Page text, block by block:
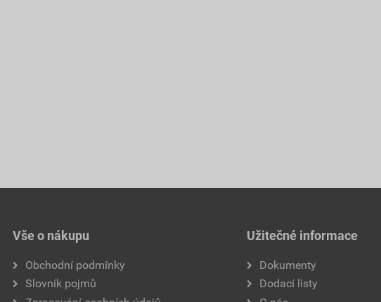
Vše o nákupu
Obchodní podmínky
Slovník pojmů
Užitečné informace
Dokumenty
Dodací listy